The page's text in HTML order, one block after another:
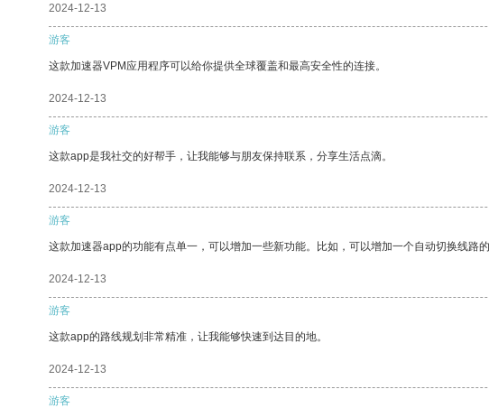
2024-12-13
游客
这款加速器VPM应用程序可以给你提供全球覆盖和最高安全性的连接。
2024-12-13
游客
这款app是我社交的好帮手，让我能够与朋友保持联系，分享生活点滴。
2024-12-13
游客
这款加速器app的功能有点单一，可以增加一些新功能。比如，可以增加一个自动切换线路
2024-12-13
游客
这款app的路线规划非常精准，让我能够快速到达目的地。
2024-12-13
游客